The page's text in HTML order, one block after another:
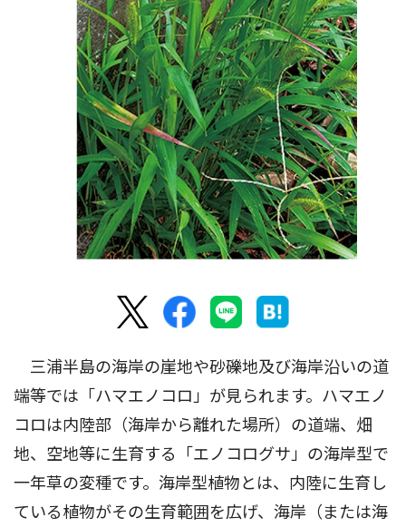
三浦半島の海岸の崖地や砂礫地及び海岸沿いの道
端等では「ハマエノコロ」が見られます。ハマエノ
コロは内陸部（海岸から離れた場所）の道端、畑
地、空地等に生育する「エノコログサ」の海岸型で
一年草の変種です。海岸型植物とは、内陸に生育し
ている植物がその生育範囲を広げ、海岸（または海